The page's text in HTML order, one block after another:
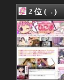
08/07 00:03
08/07 00:02
08/07 00:02
08/07 00:01
08/07 00:00
08/07 00:00
08/07 00:00
08/06 23:59
08/06 23:45
2 位 (→)